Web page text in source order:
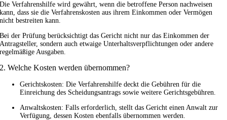
Die Verfahrenshilfe wird gewährt, wenn die betroffene Person nachweisen
kann, dass sie die Verfahrenskosten aus ihrem Einkommen oder Vermögen
nicht bestreiten kann.
Bei der Prüfung berücksichtigt das Gericht nicht nur das Einkommen der
Antragsteller, sondern auch etwaige Unterhaltsverpflichtungen oder andere
regelmäßige Ausgaben.
2. Welche Kosten werden übernommen?
Gerichtskosten: Die Verfahrenshilfe deckt die Gebühren für die
Einreichung des Scheidungsantrags sowie weitere Gerichtsgebühren.
Anwaltskosten: Falls erforderlich, stellt das Gericht einen Anwalt zur
Verfügung, dessen Kosten ebenfalls übernommen werden.